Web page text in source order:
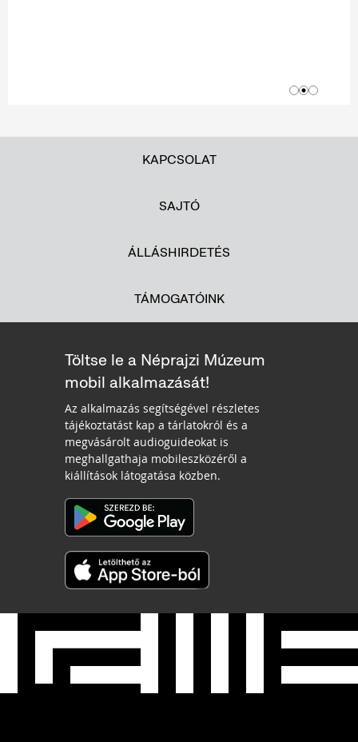
KAPCSOLAT
SAJTÓ
ÁLLÁSHIRDETÉS
TÁMOGATÓINK
Töltse le a Néprajzi Múzeum
mobil alkalmazását!
Az alkalmazás segítségével részletes
tájékoztatást kap a tárlatokról és a
megvásárolt audioguideokat is
meghallgathaja mobileszközéről a
kiállítások látogatása közben.